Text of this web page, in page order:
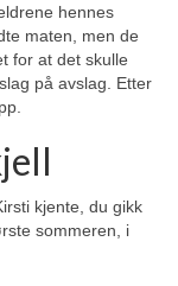
hennes
maten, men de
for at det skulle
på avslag. Etter
kjente, du gikk
sommeren, i